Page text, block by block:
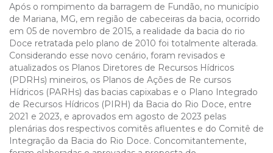
Após o rompimento da barragem de Fundão, no município
de Mariana, MG, em região de cabeceiras da bacia, ocorrido
em 05 de novembro de 2015, a realidade da bacia do rio
Doce retratada pelo plano de 2010 foi totalmente alterada.
Considerando esse novo cenário, foram revisados e
atualizados os Planos Diretores de Recursos Hídricos
(PDRHs) mineiros, os Planos de Ações de Re cursos
Hídricos (PARHs) das bacias capixabas e o Plano Integrado
de Recursos Hídricos (PIRH) da Bacia do Rio Doce, entre
2021 e 2023, e aprovados em agosto de 2023 pelas
plenárias dos respectivos comitês afluentes e do Comitê de
Integração da Bacia do Rio Doce. Concomitantemente,